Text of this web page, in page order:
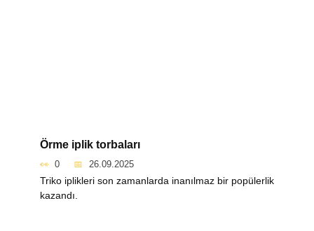
Örme iplik torbaları
0 26.09.2025
Triko iplikleri son zamanlarda inanılmaz bir popülerlik
kazandı.